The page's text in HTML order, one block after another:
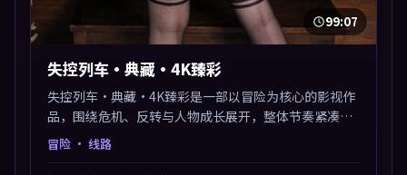
99:07
失控列车·典藏·4K臻彩
失控列车·典藏·4K臻彩是一部以冒险为核心的影视作
品，围绕危机、反转与人物成长展开，整体节奏紧凑，
值得推荐观看。
冒险 · 线路